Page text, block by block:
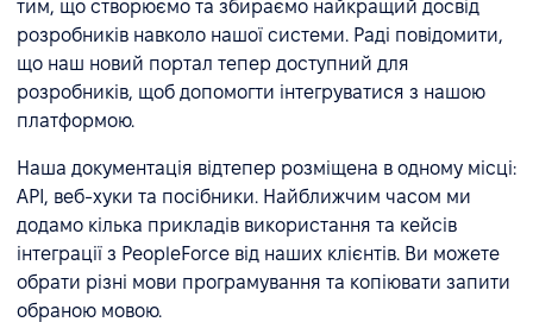
тим, що створюємо та збираємо найкращий досвід
розробників навколо нашої системи. Раді повідомити,
що наш новий портал тепер доступний для
розробників, щоб допомогти інтегруватися з нашою
платформою.
Наша документація відтепер розміщена в одному місці:
API, веб-хуки та посібники. Найближчим часом ми
додамо кілька прикладів використання та кейсів
інтеграції з PeopleForce від наших клієнтів. Ви можете
обрати різні мови програмування та копіювати запити
обраною мовою.